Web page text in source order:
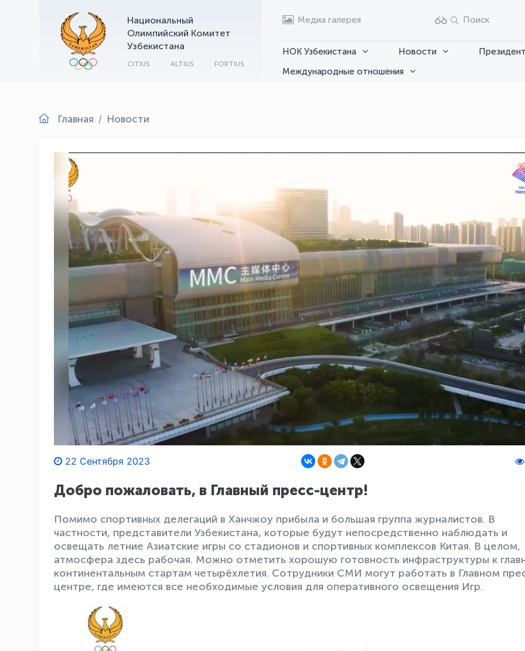
Национальный
Олимпийский Комитет
Узбекистана
CITIUS ALTIUS FORTIUS
Медиа галерея Поиск
НОК Узбекистана Новости
Международные отношения
Главная Новости
22 Сентября 2023
Добро пожаловать, в Главный пресс-центр!
Помимо спортивных делегаций в Ханчжоу прибыла и большая группа журналистов. В
частности, представители Узбекистана, которые будут непосредственно наблюдать и
освещать летние Азиатские игры со стадионов и спортивных комплексов Китая. В целом,
атмосфера здесь рабочая. Можно отметить хорошую готовность инфраструктуры к
континентальным стартам четырёхлетия. Сотрудники СМИ могут работать в Главном
центре, где имеются все необходимые условия для оперативного освещения Игр.